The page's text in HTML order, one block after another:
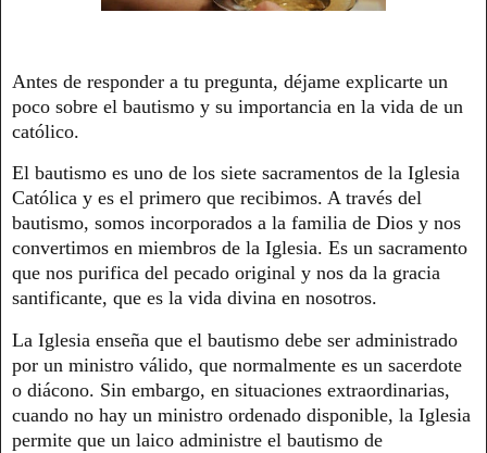
Antes de responder a tu pregunta, déjame explicarte un
poco sobre el bautismo y su importancia en la vida de un
católico.
El bautismo es uno de los siete sacramentos de la Iglesia
Católica y es el primero que recibimos. A través del
bautismo, somos incorporados a la familia de Dios y nos
convertimos en miembros de la Iglesia. Es un sacramento
que nos purifica del pecado original y nos da la gracia
santificante, que es la vida divina en nosotros.
La Iglesia enseña que el bautismo debe ser administrado
por un ministro válido, que normalmente es un sacerdote
o diácono. Sin embargo, en situaciones extraordinarias,
cuando no hay un ministro ordenado disponible, la Iglesia
permite que un laico administre el bautismo de